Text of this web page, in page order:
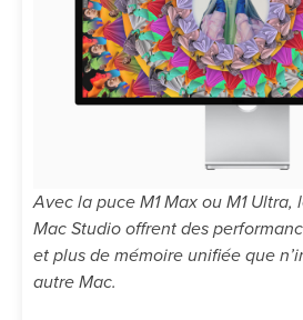
Avec la puce M1 Max ou M1 Ultra,
Mac Studio offrent des
et plus de mémoire unifiée que
autre Mac.